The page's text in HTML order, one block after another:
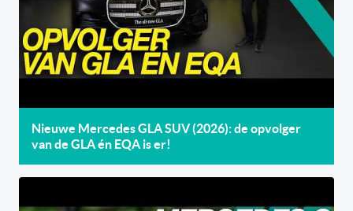
Nieuwe Mercedes GLA SUV (2026): de opvolger
van de GLA én EQA is er!